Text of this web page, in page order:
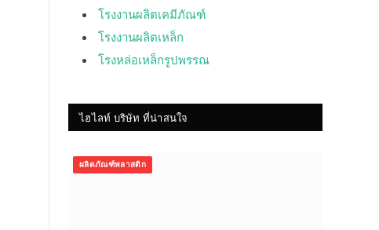
โรงงานผลิตเคมีภัณฑ์
โรงงานผลิตเหล็ก
โรงหล่อเหล็กรูปพรรณ
ไฮไลท์ บริษัท ที่น่าสนใจ
ผลิตภัณฑ์พลาสติก